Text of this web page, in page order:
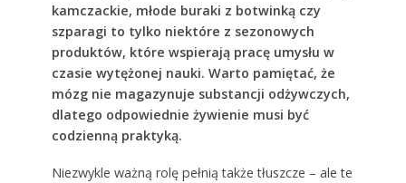
kamczackie, młode buraki z botwinką czy
szparagi to tylko niektóre z sezonowych
produktów, które wspierają pracę umysłu w
czasie wytężonej nauki. Warto pamiętać, że
mózg nie magazynuje substancji odżywczych,
dlatego odpowiednie żywienie musi być
codzienną praktyką.
Niezwykle ważną rolę pełnią także tłuszcze – ale te